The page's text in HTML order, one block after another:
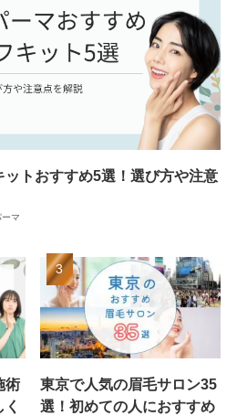
ットおすすめ5選！選び方や注意
マ
術
東京で人気の眉毛サロン35
選！初めての人におすすめ